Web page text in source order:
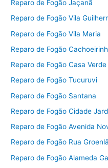
Reparo de Fogão Jaçanã
Reparo de Fogão Vila
Reparo de Fogão Vila Maria
Reparo de Fogão
Reparo de Fogão Casa Verde
Reparo de Fogão Tucuruvi
Reparo de Fogão Santana
Reparo de Fogão Cidade
Reparo de Fogão Avenida
Reparo de Fogão Rua
Reparo de Fogão Alameda